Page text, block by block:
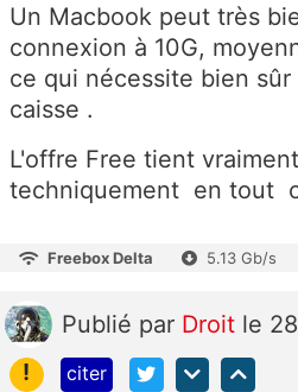
Un Macbook peut très
connexion à 10G,
ce qui nécessite bien sûr
caisse .
L'offre Free tient
techniquement en tout
Freebox Delta 5.13 Gb/s
Publié par Droit le
!
citer